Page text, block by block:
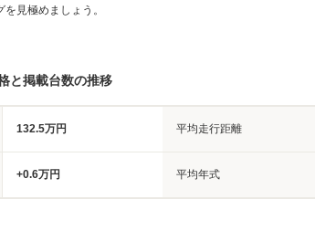
見極めましょう。
と掲載台数の推移
132.5万円 平均走行距離
+0.6万円 平均年式